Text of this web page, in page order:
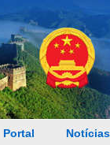
Portal